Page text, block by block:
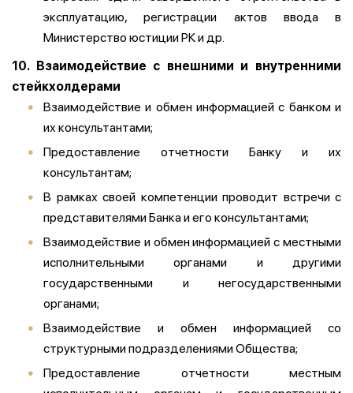
эксплуатацию, регистрации актов ввода в
Министерство юстиции РК и др.
10. Взаимодействие с внешними и внутренними
стейкхолдерами
Взаимодействие и обмен информацией с банком и
их консультантами;
Предоставление отчетности Банку и их
консультантам;
В рамках своей компетенции проводит встречи с
представителями Банка и его консультантами;
Взаимодействие и обмен информацией с местными
исполнительными органами и другими
государственными и негосударственными
органами;
Взаимодействие и обмен информацией со
структурными подразделениями Общества;
Предоставление отчетности местным